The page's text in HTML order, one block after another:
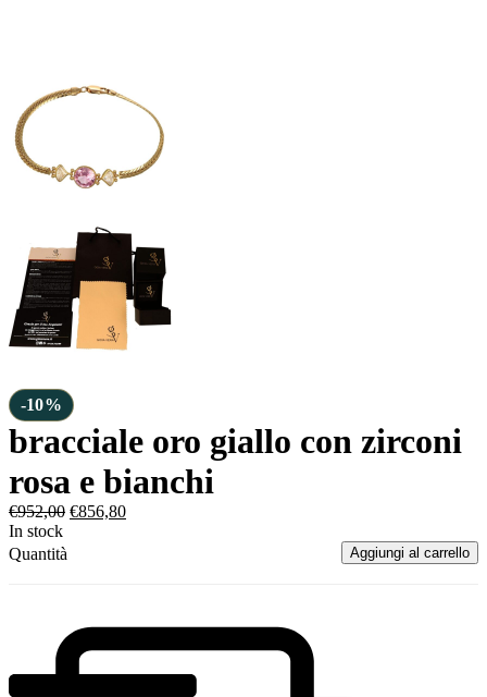
-10%
bracciale oro giallo con zirconi
rosa e bianchi
€952,00 €856,80
In stock
Quantità
Aggiungi al carrello